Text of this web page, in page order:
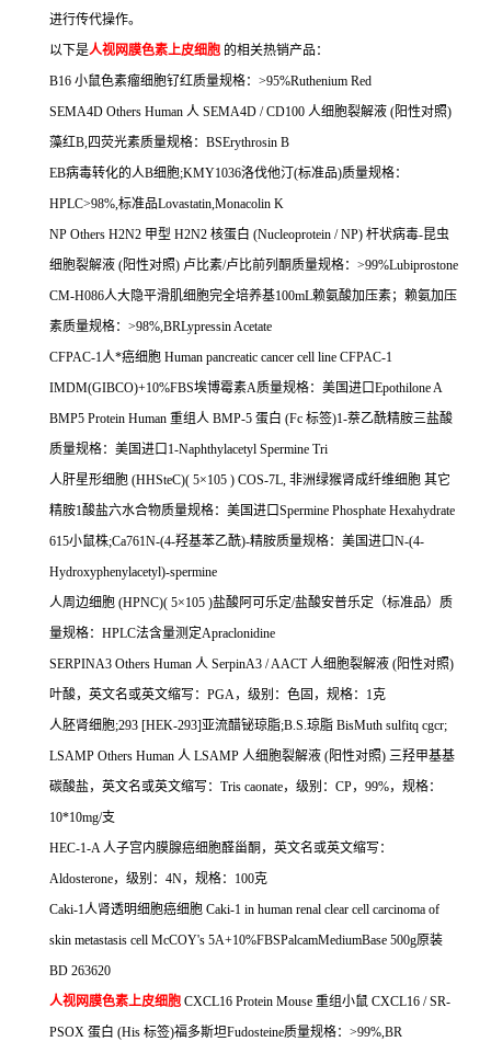
进行传代操作。
以下是人视网膜色素上皮细胞 的相关热销产品：
B16 小鼠色素瘤细胞钌红质量规格： >95%Ruthenium Red
SEMA4D Others Human 人 SEMA4D / CD100 人细胞裂解液 (阳性对照)
藻红B, 四荧光素质量规格： BSErythrosin B
EB病毒转化的人B细胞;KMY1036洛伐他汀(标准品)质量规格：
HPLC>98%, 标准品Lovastatin,Monacolin K
NP Others H2N2 甲型 H2N2 核蛋白 (Nucleoprotein / NP) 杆状病毒-昆虫
细胞裂解液 (阳性对照) 卢比素/卢比前列酮质量规格： >99%Lubiprostone
CM-H086人大隐平滑肌细胞完全培养基100mL赖氨酸加压素；赖氨加压
素质量规格： >98%,BRLypressin Acetate
CFPAC-1 人*癌细胞 Human pancreatic cancer cell line CFPAC-1
IMDM(GIBCO)+10%FBS埃博霉素A质量规格：美国进口Epothilone A
BMP5 Protein Human 重组人 BMP-5 蛋白 (Fc 标签)1-萘乙酰精胺三盐酸
质量规格：美国进口 1-Naphthylacetyl Spermine Tri
人肝星形细胞 (HHSteC)( 5×105 ) COS-7L, 非洲绿猴肾成纤维细胞 其它
精胺1酸盐六水合物质量规格：美国进口Spermine Phosphate Hexahydrate
615小鼠株;Ca761N-(4-羟基苯乙酰)-精胺质量规格：美国进口N-(4-
Hydroxyphenylacetyl)-spermine
人周边细胞 (HPNC)( 5×105 )盐酸阿可乐定/盐酸安普乐定（标准品）质
量规格： HPLC法含量测定Apraclonidine
SERPINA3 Others Human 人 SerpinA3 / AACT 人细胞裂解液 (阳性对照)
叶酸，英文名或英文缩写： PGA ，级别：色固，规格： 1克
人胚肾细胞;293 [HEK-293]亚流醋铋琼脂;B.S. 琼脂 BisMuth sulfitq cgcr;
LSAMP Others Human 人 LSAMP 人细胞裂解液 (阳性对照) 三羟甲基基
碳酸盐，英文名或英文缩写： Tris caonate，级别： CP， 99%，规格：
10*10mg/支
HEC-1-A 人子宫内膜腺癌细胞醛甾酮，英文名或英文缩写：
Aldosterone，级别： 4N，规格： 100克
Caki-1 人肾透明细胞癌细胞 Caki-1 in human renal clear cell carcinoma of
skin metastasis cell McCOY's 5A+10%FBSPalcamMediumBase 500g原装
BD 263620
人视网膜色素上皮细胞 CXCL16 Protein Mouse 重组小鼠 CXCL16 / SR-
PSOX 蛋白 (His 标签)福多斯坦Fudosteine质量规格： >99%,BR